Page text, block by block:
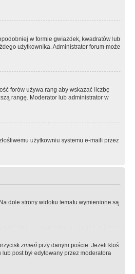
w formie gwiazdek, kwadratów lub
użytkownika. Administrator forum może
forów używa rang aby wskazać liczbę
rangę. Moderator lub administrator w
użytkowniu systemu e-maili przez
dole strony widoku tematu wymienione są
zmień przy danym poście. Jeżeli ktoś
post był edytowany przez moderatora